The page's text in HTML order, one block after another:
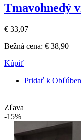
Tmavohnedý
€ 33,07
Bežná cena: € 38,90
Kúpiť
Pridať k
Zľava
-15%